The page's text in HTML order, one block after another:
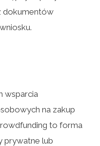
dokumentów
wsparcia
na zakup
to forma
prywatne lub